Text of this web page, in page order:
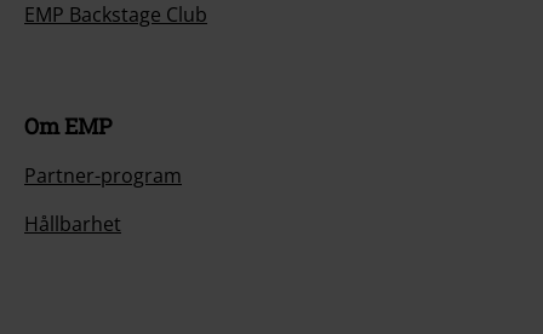
EMP Backstage Club
Om EMP
Partner-program
Hållbarhet